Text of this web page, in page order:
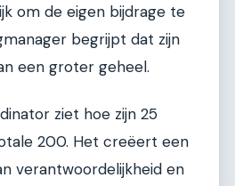
om de eigen bijdrage te
begrijpt dat zijn
een groter geheel.
ziet hoe zijn 25
200. Het creëert een
verantwoordelijkheid en